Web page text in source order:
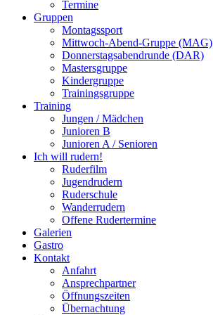
Termine
Gruppen
Montagssport
Mittwoch-Abend-Gruppe (MAG)
Donnerstagsabendrunde (DAR)
Mastersgruppe
Kindergruppe
Trainingsgruppe
Training
Jungen / Mädchen
Junioren B
Junioren A / Senioren
Ich will rudern!
Ruderfilm
Jugendrudern
Ruderschule
Wanderrudern
Offene Rudertermine
Galerien
Gastro
Kontakt
Anfahrt
Ansprechpartner
Öffnungszeiten
Übernachtung